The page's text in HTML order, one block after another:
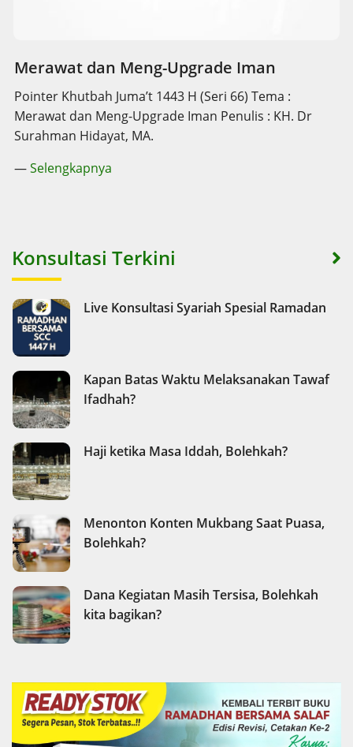
Merawat dan Meng-Upgrade Iman
Pointer Khutbah Juma’t 1443 H (Seri 66) Tema :
Merawat dan Meng-Upgrade Iman Penulis : KH. Dr
Surahman Hidayat, MA.
—Selengkapnya
Konsultasi Terkini
Live Konsultasi Syariah Spesial Ramadan
Kapan Batas Waktu Melaksanakan Tawaf
Ifadhah?
Haji ketika Masa Iddah, Bolehkah?
Menonton Konten Mukbang Saat Puasa,
Bolehkah?
Dana Kegiatan Masih Tersisa, Bolehkah
kita bagikan?